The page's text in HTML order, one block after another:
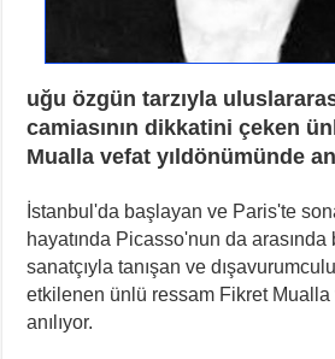
uğu özgün tarzıyla
camiasının dikkatini çeken
Mualla vefat yıldönümünde
İstanbul'da başlayan ve Paris'te
hayatında Picasso'nun da
sanatçıyla tanışan ve
etkilenen ünlü ressam Fikret Mualla
anılıyor.